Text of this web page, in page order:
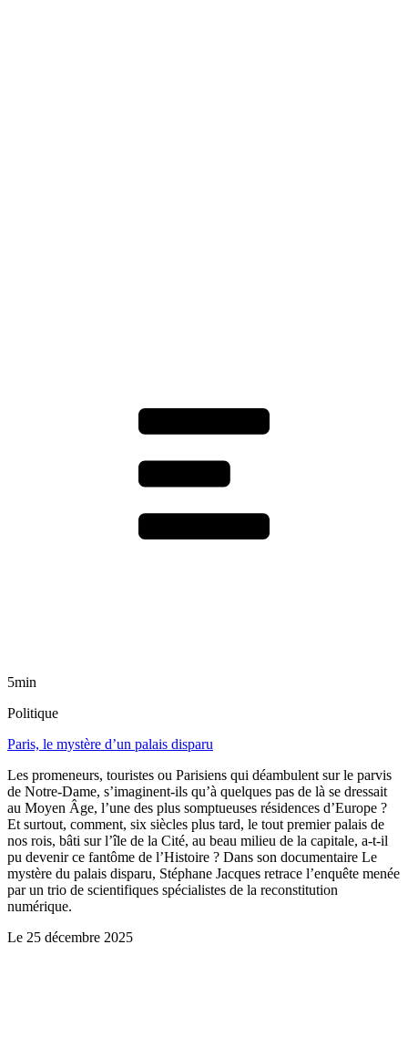
5min
Politique
Paris, le mystère d’un palais disparu
Les promeneurs, touristes ou Parisiens qui déambulent sur le parvis
de Notre-Dame, s’imaginent-ils qu’à quelques pas de là se dressait
au Moyen Âge, l’une des plus somptueuses résidences d’Europe ?
Et surtout, comment, six siècles plus tard, le tout premier palais de
nos rois, bâti sur l’île de la Cité, au beau milieu de la capitale, a-t-il
pu devenir ce fantôme de l’Histoire ? Dans son documentaire Le
mystère du palais disparu, Stéphane Jacques retrace l’enquête menée
par un trio de scientifiques spécialistes de la reconstitution
numérique.
Le 25 décembre 2025